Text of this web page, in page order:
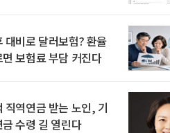
대비로 달러보험? 환율
보험료 부담 커진다
직역연금 받는 노인, 기
수령 길 열린다